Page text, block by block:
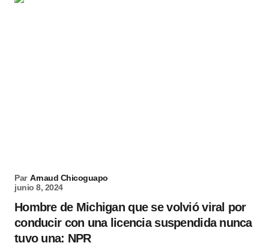
Par Arnaud Chicoguapo
junio 8, 2024
Hombre de Michigan que se volvió viral por
conducir con una licencia suspendida nunca
tuvo una: NPR